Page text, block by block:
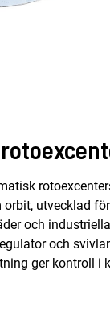
utvecklad
och
och
ger kontroll i